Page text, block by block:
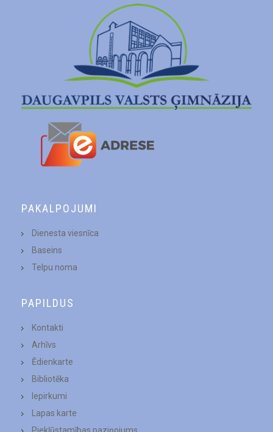
PAKALPOJUMI
Dienesta viesnīca
Baseins
Telpu noma
PAPILDUS
Kontakti
Arhīvs
Ēdienkarte
Bibliotēka
Iepirkumi
Lapas karte
Piekļūstamības paziņojums